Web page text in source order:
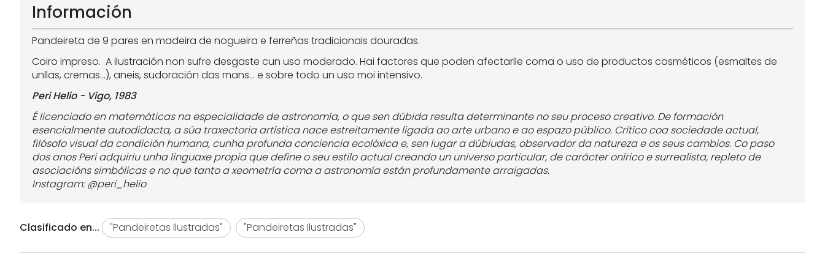
Información
Pandeireta de 9 pares en madeira de nogueira e ferreñas tradicionais douradas.
Coiro impreso. A ilustración non sufre desgaste cun uso moderado. Hai factores que poden afectarlle coma o uso de productos cosméticos (esmaltes de
unllas, cremas...), aneis, sudoración das mans... e sobre todo un uso moi intensivo.
Peri Helio - Vigo, 1983
É licenciado en matemáticas na especialidade de astronomía, o que sen dúbida resulta determinante no seu proceso creativo. De formación
esencialmente autodidacta, a súa traxectoria artística nace estreitamente ligada ao arte urbano e ao espazo público. Crítico coa sociedade actual,
filósofo visual da condición humana, cunha profunda conciencia ecolóxica e, sen lugar a dúbiudas, observador da natureza e os seus cambios. Co paso
dos anos Peri adquiriu unha linguaxe propia que define o seu estilo actual creando un universo particular, de carácter onírico e surrealista, repleto de
asociacións simbólicas e no que tanto a xeometría coma a astronomía están profundamente arraigadas.
Instagram: @peri_helio
Clasificado en... "Pandeiretas Ilustradas" "Pandeiretas Ilustradas"